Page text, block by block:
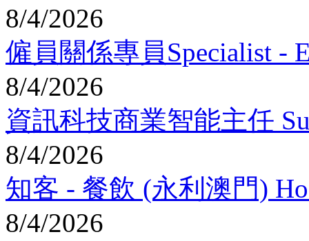
8/4/2026
僱員關係專員Specialist -
8/4/2026
資訊科技商業智能主任
8/4/2026
知客 - 餐飲 (永利澳門)
8/4/2026